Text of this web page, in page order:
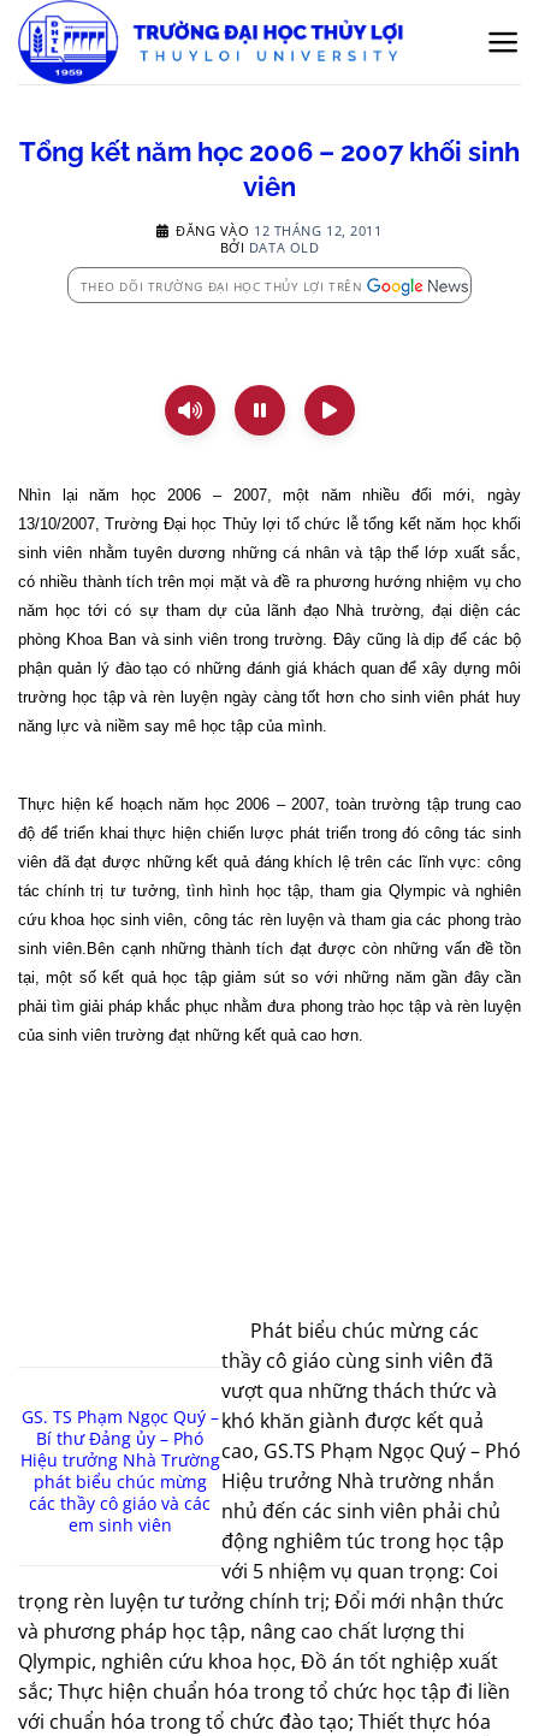
qua
nội
Tổng kết năm học 2006 – 2007 khối sinh
viên
ĐĂNG VÀO 12 THÁNG 12, 2011
BỞI DATA OLD
THEO DÕI TRƯỜNG ĐẠI HỌC THỦY LỢI TRÊN
Nhìn lại năm học 2006 – 2007, một năm nhiều đổi mới, ngày
13/10/2007, Trường Đại học Thủy lợi tổ chức lễ tổng kết năm học khối
sinh viên nhằm tuyên dương những cá nhân và tập thể lớp xuất sắc,
có nhiều thành tích trên mọi mặt và đề ra phương hướng nhiệm vụ cho
năm học tới có sự tham dự của lãnh đạo Nhà trường, đại diện các
phòng Khoa Ban và sinh viên trong trường. Đây cũng là dịp để các bộ
phận quản lý đào tạo có những đánh giá khách quan để xây dựng môi
trường học tập và rèn luyện ngày càng tốt hơn cho sinh viên phát huy
năng lực và niềm say mê học tập của mình.
Thực hiện kế hoạch năm học 2006 – 2007, toàn trường tập trung cao
độ để triển khai thực hiện chiến lược phát triển trong đó công tác sinh
viên đã đạt được những kết quả đáng khích lệ trên các lĩnh vực: công
tác chính trị tư tưởng, tình hình học tập, tham gia Qlympic và nghiên
cứu khoa học sinh viên, công tác rèn luyện và tham gia các phong trào
sinh viên.Bên cạnh những thành tích đạt được còn những vấn đề tồn
tại, một số kết quả học tập giảm sút so với những năm gần đây cần
phải tìm giải pháp khắc phục nhằm đưa phong trào học tập và rèn luyện
của sinh viên trường đạt những kết quả cao hơn.
GS. TS Phạm Ngọc Quý –
Bí thư Đảng ủy – Phó
Hiệu trưởng Nhà Trường
phát biểu chúc mừng
các thầy cô giáo và các
em sinh viên
Phát biểu chúc mừng các
thầy cô giáo cùng sinh viên đã
vượt qua những thách thức và
khó khăn giành được kết quả
cao, GS.TS Phạm Ngọc Quý – Phó
Hiệu trưởng Nhà trường nhắn
nhủ đến các sinh viên phải chủ
động nghiêm túc trong học tập
với 5 nhiệm vụ quan trọng: Coi
trọng rèn luyện tư tưởng chính trị; Đổi mới nhận thức
và phương pháp học tập, nâng cao chất lượng thi
Qlympic, nghiên cứu khoa học, Đồ án tốt nghiệp xuất
sắc; Thực hiện chuẩn hóa trong tổ chức học tập đi liền
với chuẩn hóa trong tổ chức đào tạo; Thiết thực hóa